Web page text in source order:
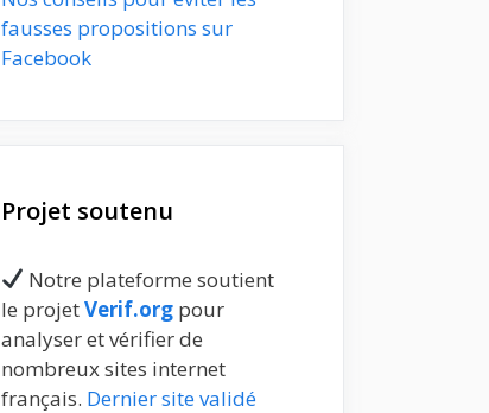
fausses propositions sur
Facebook
Projet soutenu
Notre plateforme soutient
le projetVerif.org pour
analyser et vérifier de
nombreux sites internet
français. Dernier site validé